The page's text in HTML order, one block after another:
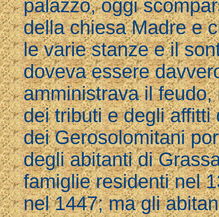
palazzo, oggi
della chiesa Madre e
le varie stanze e il
doveva essere
amministrava il
dei tributi e degli
dei Gerosolomitani
degli abitanti di
famiglie residenti nel
nel 1447; ma gli